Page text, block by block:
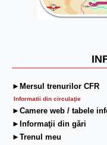
►Mersul trenurilor CFR
Informatii din circulaţie
►Camere web / tabele
►Informaţii din gări
►Trenul meu